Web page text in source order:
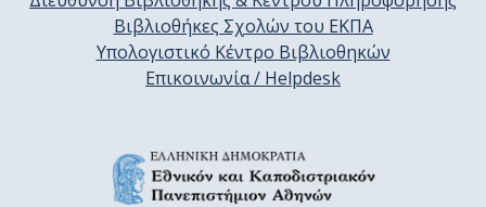
Βιβλιοθήκες Σχολών του ΕΚΠΑ
Υπολογιστικό Κέντρο Βιβλιοθηκών
Επικοινωνία / Helpdesk